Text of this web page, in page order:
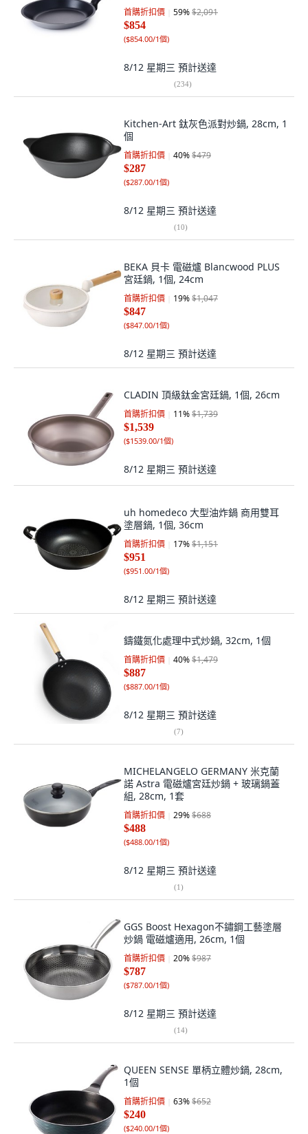
首購折扣價 59%$2,091
$854
($854.00/1個)
8/12 星期三 預計送達
(234)
Kitchen-Art 鈦灰色派對炒鍋, 28cm, 1
個
首購折扣價 40%$479
$287
($287.00/1個)
8/12 星期三 預計送達
(10)
BEKA 貝卡 電磁爐 Blancwood PLUS
宮廷鍋, 1個, 24cm
首購折扣價 19%$1,047
$847
($847.00/1個)
8/12 星期三 預計送達
CLADIN 頂級鈦金宮廷鍋, 1個, 26cm
首購折扣價 11%$1,739
$1,539
($1539.00/1個)
8/12 星期三 預計送達
uh homedeco 大型油炸鍋 商用雙耳
塗層鍋, 1個, 36cm
首購折扣價 17%$1,151
$951
($951.00/1個)
8/12 星期三 預計送達
鑄鐵氮化處理中式炒鍋, 32cm, 1個
首購折扣價 40%$1,479
$887
($887.00/1個)
8/12 星期三 預計送達
(7)
MICHELANGELO GERMANY 米克蘭
諾 Astra 電磁爐宮廷炒鍋 + 玻璃鍋蓋
組, 28cm, 1套
首購折扣價 29%$688
$488
($488.00/1個)
8/12 星期三 預計送達
(1)
GGS Boost Hexagon不鏽鋼工藝塗層
炒鍋 電磁爐適用, 26cm, 1個
首購折扣價 20%$987
$787
($787.00/1個)
8/12 星期三 預計送達
(14)
QUEEN SENSE 單柄立體炒鍋, 28cm,
1個
首購折扣價 63%$652
$240
($240.00/1個)